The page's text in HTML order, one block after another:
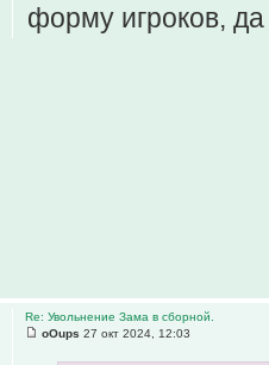
форму игроков, да
Re: Увольнение Зама в сборной.
oOups 27 окт 2024, 12:03